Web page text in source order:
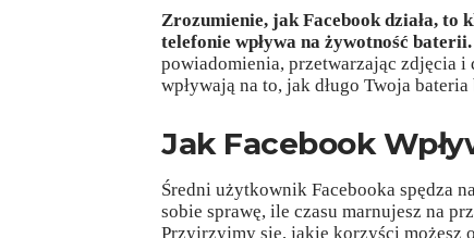
Zrozumienie, jak Facebook działa, to
telefonie wpływa na żywotność baterii.
powiadomienia, przetwarzając zdjęcia
wpływają na to, jak długo Twoja
Jak Facebook
Średni użytkownik Facebooka spędza
sobie sprawę, ile czasu marnujesz na
Przyjrzyjmy się, jakie korzyści możesz